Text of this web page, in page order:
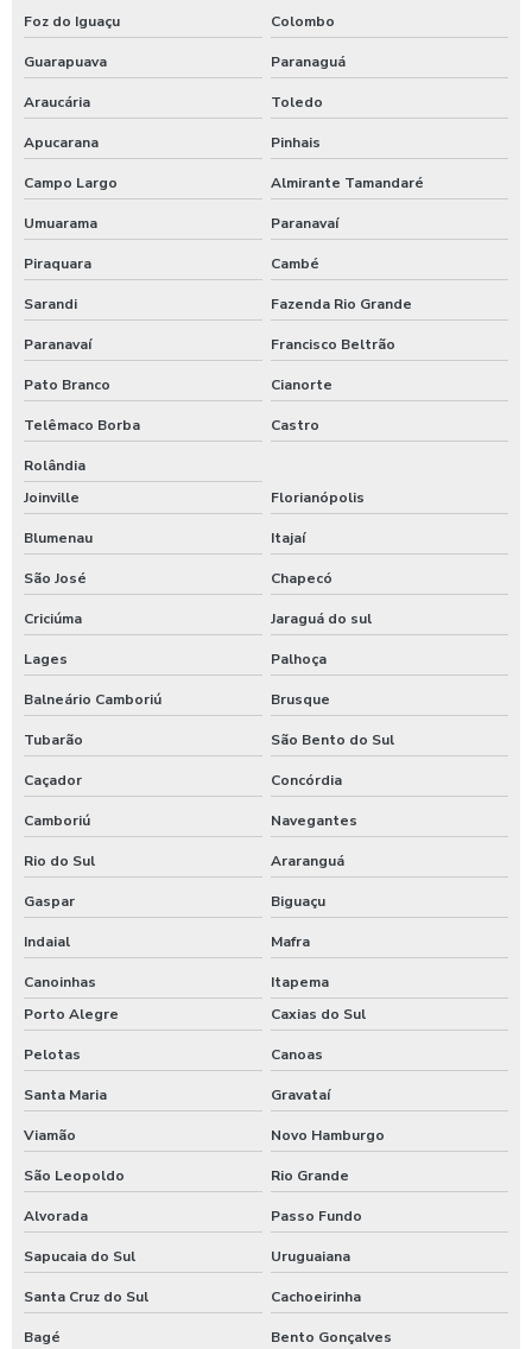
Foz do Iguaçu Colombo
Guarapuava Paranaguá
Araucária Toledo
Apucarana Pinhais
Campo Largo Almirante Tamandaré
Umuarama Paranavaí
Piraquara Cambé
Sarandi Fazenda Rio Grande
Paranavaí Francisco Beltrão
Pato Branco Cianorte
Telêmaco Borba Castro
Rolândia
Joinville
Florianópolis
Blumenau Itajaí
São José Chapecó
Criciúma Jaraguá do sul
Lages Palhoça
Balneário Camboriú Brusque
Tubarão São Bento do Sul
Caçador Concórdia
Camboriú Navegantes
Rio do Sul Araranguá
Gaspar Biguaçu
Indaial Mafra
Canoinhas
Itapema
Porto Alegre
Caxias do Sul
Pelotas Canoas
Santa Maria Gravataí
Viamão Novo Hamburgo
São Leopoldo Rio Grande
Alvorada Passo Fundo
Sapucaia do Sul Uruguaiana
Santa Cruz do Sul Cachoeirinha
Bagé Bento Gonçalves